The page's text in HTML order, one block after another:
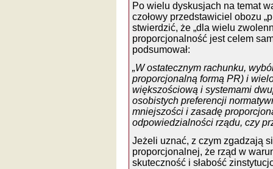
Po wielu dyskusjach na temat
czołowy przedstawiciel obozu
stwierdzić, że „dla wielu
proporcjonalność jest celem
podsumował:
„W ostatecznym rachunku,
proporcjonalną formą PR) i
większościową i systemami
osobistych preferencji
mniejszości i zasadę
odpowiedzialności rządu, czy
Jeżeli uznać, z czym zgadzają
proporcjonalnej, że rząd w
skuteczność i słabość